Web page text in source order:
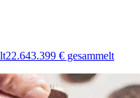
22.643.399 € gesammelt